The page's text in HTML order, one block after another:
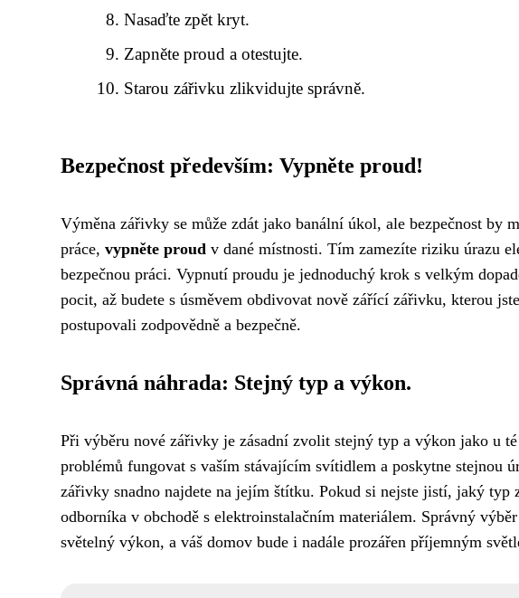
Nasaďte zpět kryt.
Zapněte proud a otestujte.
Starou zářivku zlikvidujte správně.
Bezpečnost především: Vypněte proud!
Výměna zářivky se může zdát jako banální úkol, ale bezpečnost by
práce, vypněte proud v dané místnosti. Tím zamezíte riziku úrazu
bezpečnou práci. Vypnutí proudu je jednoduchý krok s velkým
pocit, až budete s úsměvem obdivovat nově zářící zářivku, kterou
postupovali zodpovědně a bezpečně.
Správná náhrada: Stejný typ a výkon.
Při výběru nové zářivky je zásadní zvolit stejný typ a výkon jako u
problémů fungovat s vaším stávajícím svítidlem a poskytne stejnou
zářivky snadno najdete na jejím štítku. Pokud si nejste jistí, jaký typ
odborníka v obchodě s elektroinstalačním materiálem. Správný
světelný výkon, a váš domov bude i nadále prozářen příjemným